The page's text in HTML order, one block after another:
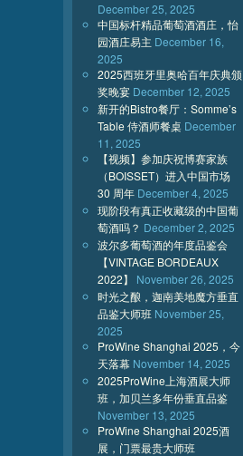
December 25, 2025
中国标杆精品葡萄酒酒庄，怡
园酒庄易主 December 16,
2025
2025西班牙里奥哈百年庆典颁
奖晚宴 December 12, 2025
新开的Bistro餐厅：Somme’s
Table 侍酒师餐桌 December
11, 2025
【视频】参加庆祝博赛家族
（BOISSET）进入中国市场
30 周年 December 4, 2025
现阶段有真正收藏级的中国葡
萄酒吗？ December 2, 2025
波尔多葡萄酒的年度品鉴会
【VINTAGE BORDEAUX
2022】
November 26, 2025
时光之酿，迦南美地魔方垂直
品鉴大师班 November 25,
2025
ProWine Shanghai 2025，今
天落幕 November 14, 2025
2025ProWine上海酒展大师
班，加贝兰多年份垂直品鉴
November 13, 2025
ProWine Shanghai 2025酒
展，门票最贵大师班